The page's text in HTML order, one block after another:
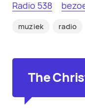
Radio 538
muziek radio
The